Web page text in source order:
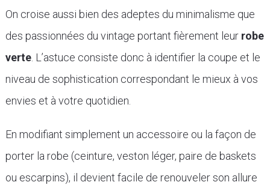
On croise aussi bien des adeptes du minimalisme que
des passionnées du vintage portant fièrement leur robe
verte. L’astuce consiste donc à identifier la coupe et le
niveau de sophistication correspondant le mieux à vos
envies et à votre quotidien.
En modifiant simplement un accessoire ou la façon de
porter la robe (ceinture, veston léger, paire de baskets
ou escarpins), il devient facile de renouveler son allure